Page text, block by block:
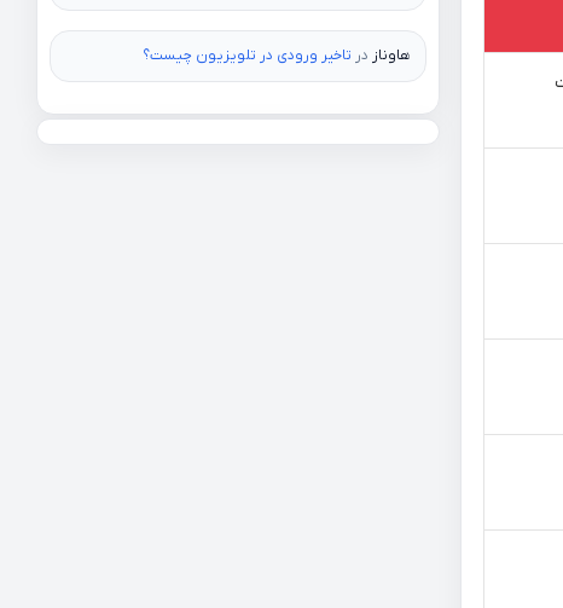
هاوناز در تاخیر ورودی در تلویزیون چیست؟